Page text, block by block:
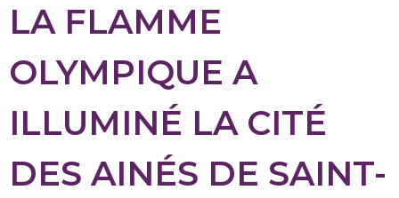
LA FLAMME
OLYMPIQUE A
ILLUMINÉ LA CITÉ
DES AINÉS DE SAINT-